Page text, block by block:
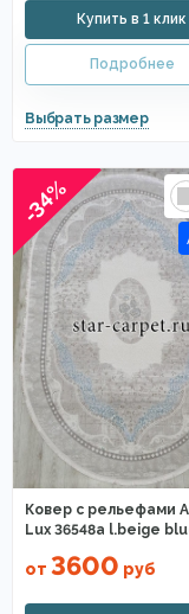
-34%
Ковер с рельефами
Lux 36548a l.beige
от 3600 руб